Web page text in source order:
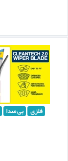
فلزی بی صدا